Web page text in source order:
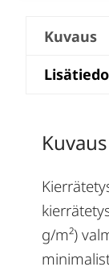
Kuvaus
Kuvaus
g/m²)